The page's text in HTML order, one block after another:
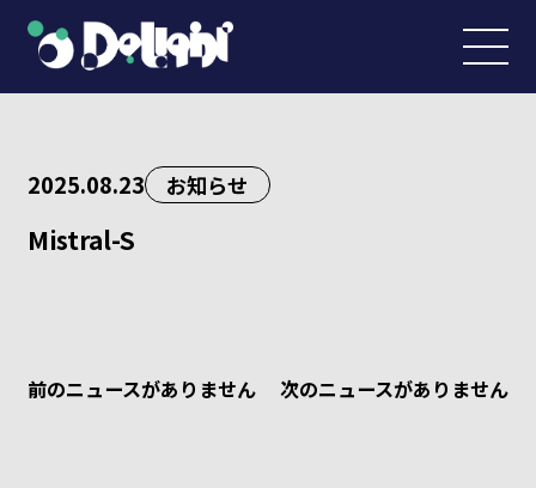
2025.08.23 お知らせ
Mistral-S
前のニュースがありません 次のニュースがありません